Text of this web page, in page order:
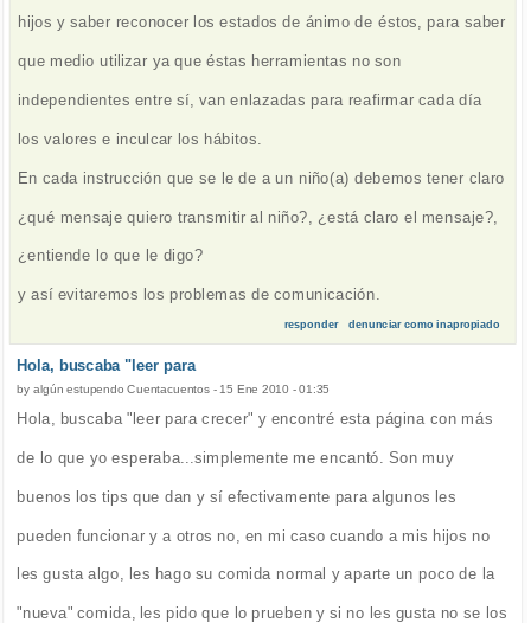
hijos y saber reconocer los estados de ánimo de éstos, para saber
que medio utilizar ya que éstas herramientas no son
independientes entre sí, van enlazadas para reafirmar cada día
los valores e inculcar los hábitos.
En cada instrucción que se le de a un niño(a) debemos tener claro
¿qué mensaje quiero transmitir al niño?, ¿está claro el mensaje?,
¿entiende lo que le digo?
y así evitaremos los problemas de comunicación.
responder denunciar como inapropiado
Hola, buscaba "leer para
by algún estupendo Cuentacuentos- 15 Ene 2010 - 01:35
Hola, buscaba "leer para crecer" y encontré esta página con más
de lo que yo esperaba...simplemente me encantó. Son muy
buenos los tips que dan y sí efectivamente para algunos les
pueden funcionar y a otros no, en mi caso cuando a mis hijos no
les gusta algo, les hago su comida normal y aparte un poco de la
"nueva" comida, les pido que lo prueben y si no les gusta no se los